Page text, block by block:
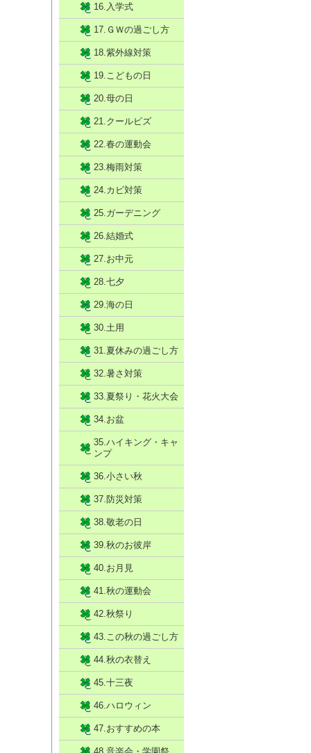
16.入学式
17.ＧＷの過ごし方
18.紫外線対策
19.こどもの日
20.母の日
21.クールビズ
22.春の運動会
23.梅雨対策
24.カビ対策
25.ガーデニング
26.結婚式
27.お中元
28.七夕
29.海の日
30.土用
31.夏休みの過ごし方
32.暑さ対策
33.夏祭り・花火大会
34.お盆
35.ハイキング・キャ
ンプ
36.小さい秋
37.防災対策
38.敬老の日
39.秋のお彼岸
40.お月見
41.秋の運動会
42.秋祭り
43.この秋の過ごし方
44.秋の衣替え
45.十三夜
46.ハロウィン
47.おすすめの本
48.音楽会・学園祭